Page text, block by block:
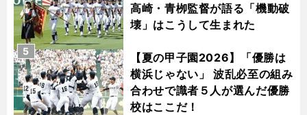
高崎・青栁監督が語る「機動破
壊」はこうして生まれた
【夏の甲子園2026】「優勝は
横浜じゃない」 波乱必至の組み
合わせで識者５人が選んだ優勝
校はここだ！
5